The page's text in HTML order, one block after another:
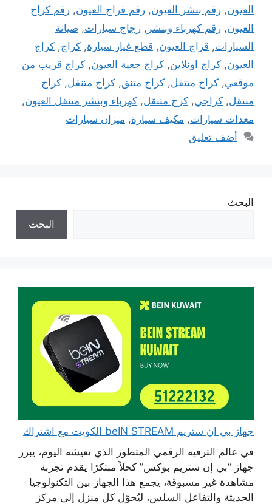
العيون, رقم بنشر العيون, رقم قراج العيون, رقم كراج
العيون, رقم كهرباء وبنشر , زجاج سيارات, صيانة
السيارات, قراج العيون, قطع غيار سيارة, كراج, كراج
العيون, كراج اونلاين, كراج جعية العيون, كراج قريب من
موقعي, كراج متتقل, كراج متنق, كراج متنقل, كراج
مننقل, كراجي, كرج متنقل, كهرباء وبنشر متنقل العيون,
معدات سيارات, مكيف سيارة, ميزان سيارات
أضف تعليق
البحث
البحث
جهاز بي ان ستريم beIN STREAM الكويت مع اشتراك
في عالم الترفيه الرقمي المتطور الذي تعيشه اليوم، يبرز
جهاز “بي إن ستريم بوكس” كحلاً مبتكرًا يقدم تجربة
مشاهدة غير مسبوقة، يجمع هذا الجهاز بين التكنولوجيا
الحديثة والتفاعل السلس، ليُحوّل كل منزل إلى مركز